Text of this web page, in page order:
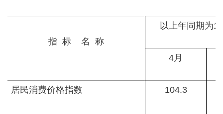
指 标 名 称
以上年同期为
4月
居民消费价格指数 104.3